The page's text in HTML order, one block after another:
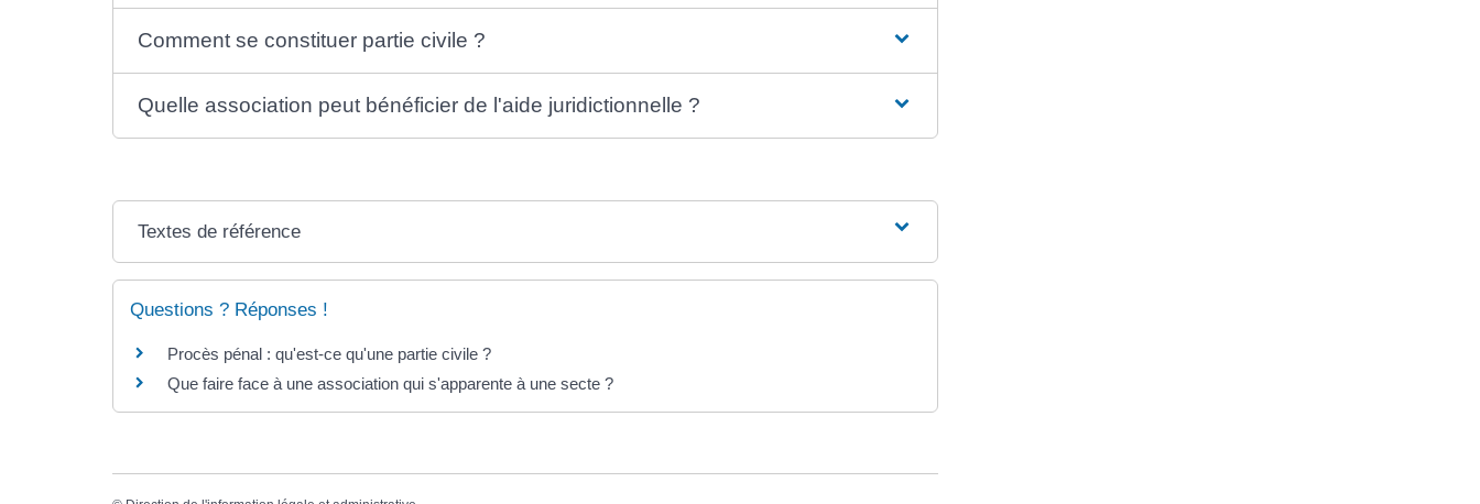
Comment se constituer partie civile ?
Quelle association peut bénéficier de l'aide juridictionnelle ?
Textes de référence
Questions ? Réponses !
Procès pénal : qu'est-ce qu'une partie civile ?
Que faire face à une association qui s'apparente à une secte ?